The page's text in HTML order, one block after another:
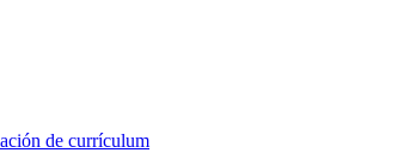
de currículum